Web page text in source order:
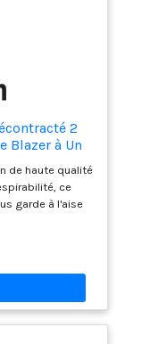
2
Blazer à Un
Bal de Fin
Elégante et
de haute qualité
ce
garde à l'aise
très durable.
occasions telles
les mariages,
quotidien. Il est
événement,
mari ou fils.